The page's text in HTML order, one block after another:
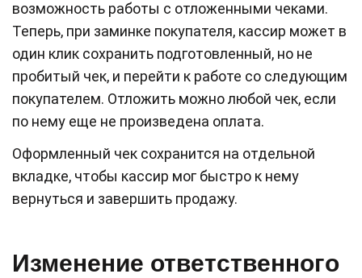
возможность работы с отложенными чеками.
Теперь, при заминке покупателя, кассир может в
один клик сохранить подготовленный, но не
пробитый чек, и перейти к работе со следующим
покупателем. Отложить можно любой чек, если
по нему еще не произведена оплата.
Оформленный чек сохранится на отдельной
вкладке, чтобы кассир мог быстро к нему
вернуться и завершить продажу.
Изменение ответственного